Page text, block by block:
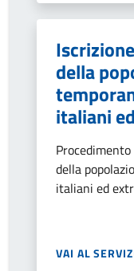
della
italiani
della
italiani ed
VAI AL